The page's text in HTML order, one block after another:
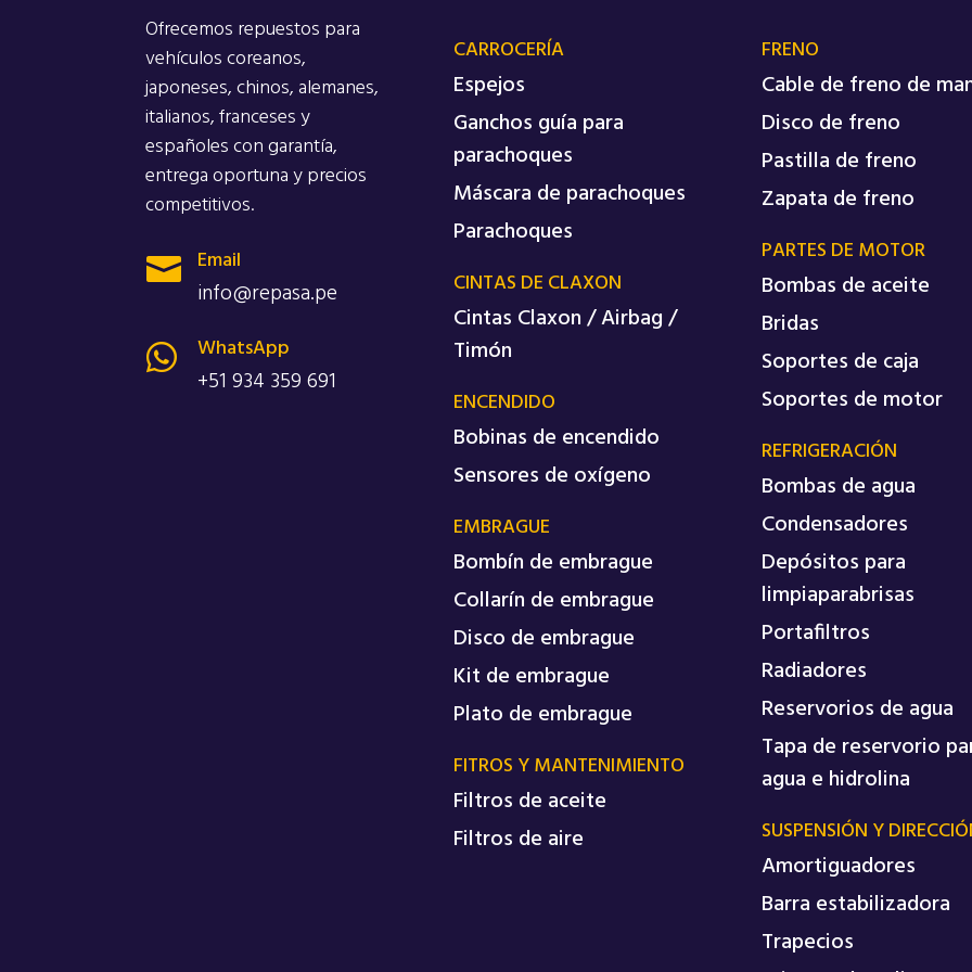
Ofrecemos repuestos para
vehículos coreanos,
japoneses, chinos, alemanes,
italianos, franceses y
españoles con garantía,
entrega oportuna y precios
competitivos.
 Email
info@repasa.pe

WhatsApp
+51 934 359 691
CARROCERÍA
Espejos
Ganchos guía para
parachoques
Máscara de parachoques
Parachoques
CINTAS DE CLAXON
Cintas Claxon / Airbag /
Timón
ENCENDIDO
Bobinas de encendido
Sensores de oxígeno
EMBRAGUE
Bombín de embrague
Collarín de embrague
Disco de embrague
Kit de embrague
Plato de embrague
FITROS Y MANTENIMIENTO
Filtros de aceite
Filtros de aire
FRENO
Cable de freno de
Disco de freno
Pastilla de freno
Zapata de freno
PARTES DE MOTOR
Bombas de aceite
Bridas
Soportes de caja
Soportes de motor
REFRIGERACIÓN
Bombas de agua
Condensadores
Depósitos para
limpiaparabrisas
Portafiltros
Radiadores
Reservorios de agua
Tapa de reservorio
agua e hidrolina
SUSPENSIÓN Y
Amortiguadores
Barra estabilizadora
Trapecios